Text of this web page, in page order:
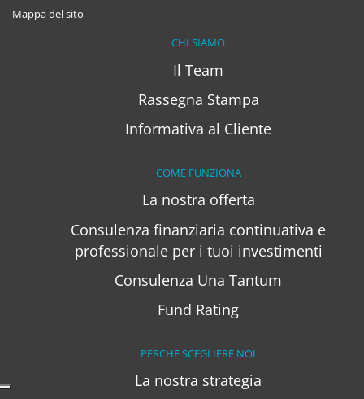
Mappa del sito
CHI SIAMO
Il Team
Rassegna Stampa
Informativa al Cliente
COME FUNZIONA
La nostra offerta
Consulenza finanziaria continuativa e
professionale per i tuoi investimenti
Consulenza Una Tantum
Fund Rating
PERCHE SCEGLIERE NOI
La nostra strategia